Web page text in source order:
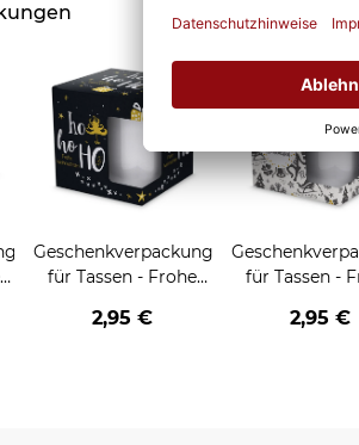
Geschenkverpackung
für Tassen - Frohe
HO HO - schwarz
2,95 €
für Tassen -
Rentier
2,95 €